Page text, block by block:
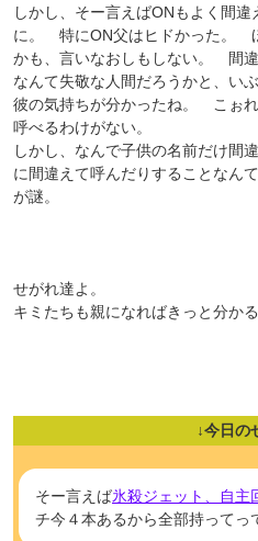
しかし、そー言えばONもよく間
に。 特にON父はヒドかった。
かも、言いなおしもしない。 間
なんて失敬な人間だろうかと、い
彼の気持ちが分かったね。 こ
呼べるわけがない。
しかし、なんで子供の名前だけ
に間違えて呼んだりすることなん
が謎。
せがれ達よ。
キミたちも親になればきっと分か
↓今日の
そー言えば氷殺ジェット、自主
チ今４本あるから全部持ってっ